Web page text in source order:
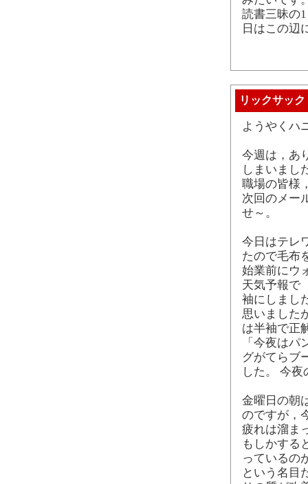
読書三昧の
日はこの辺
リックサック
ようやくハ
今週は，あ
しまいまし
職場の皆様
次回のメー
せ～。
今日はテレ
たので毛布
始業前にウ
天気予報で
袖にしまし
思いました
は半袖で正
「今夜は
グがてらブ
した。 今
金曜日の朝
のですが，
疲れは溜ま
もしかする
っているの
という名目